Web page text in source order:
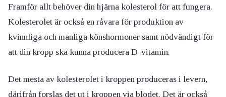
Framför allt behöver din hjärna kolesterol för att fungera.
Kolesterolet är också en råvara för produktion av
kvinnliga och manliga könshormoner samt nödvändigt för
att din kropp ska kunna producera D-vitamin.
Det mesta av kolesterolet i kroppen produceras i levern,
därifrån forslas det ut i kroppen via blodet. Det är också